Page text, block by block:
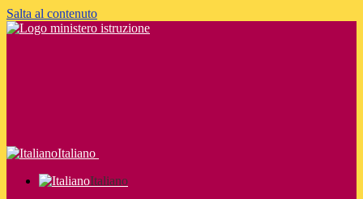
Salta al contenuto
Italiano
Italiano